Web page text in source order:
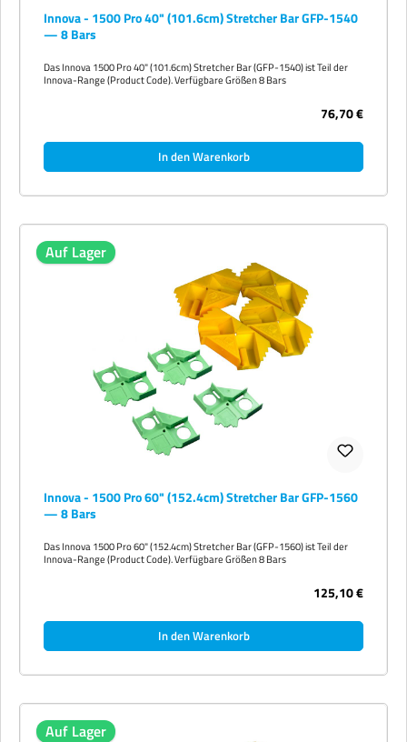
Innova - 1500 Pro 40" (101.6cm) Stretcher Bar GFP-1540
— 8 Bars
Das Innova 1500 Pro 40" (101.6cm) Stretcher Bar (GFP-1540) ist Teil der
Innova-Range (Product Code). Verfügbare Größen 8 Bars
76,70 €
In den Warenkorb
Auf Lager
Innova - 1500 Pro 60" (152.4cm) Stretcher Bar GFP-1560
— 8 Bars
Das Innova 1500 Pro 60" (152.4cm) Stretcher Bar (GFP-1560) ist Teil der
Innova-Range (Product Code). Verfügbare Größen 8 Bars
125,10 €
In den Warenkorb
Auf Lager